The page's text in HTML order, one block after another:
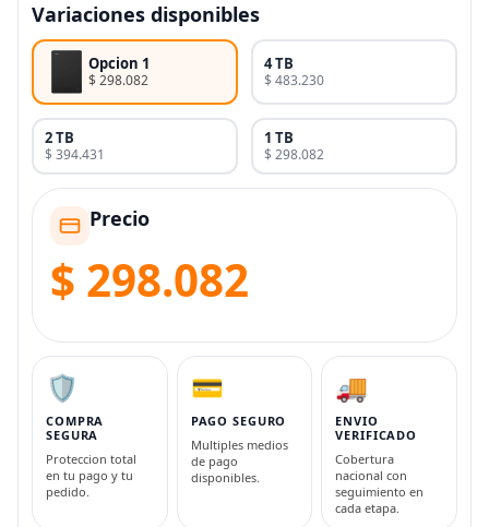
Variaciones disponibles
Opcion 1
$ 298.082
4 TB
$ 483.230
2 TB
$ 394.431
1 TB
$ 298.082
Precio
$ 298.082
🛡️
COMPRA
SEGURA
Proteccion total
en tu pago y tu
pedido.
💳
PAGO SEGURO
Multiples medios
de pago
disponibles.
🚚
ENVIO
VERIFICADO
Cobertura
nacional con
seguimiento en
cada etapa.